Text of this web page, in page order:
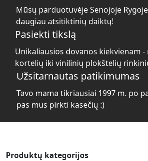
Mūsų parduotuvėje Senojoje
daugiau atsitiktinių daiktų!
Pasiekti tikslą
Unikaliausios dovanos kiekvienam
kortelių iki vinilinių plokštelių
Užsitarnautas patikimumas
Tavo mama tikriausiai 1997 m. po
pas mus pirkti kasečių :)
Produktų kategorijos